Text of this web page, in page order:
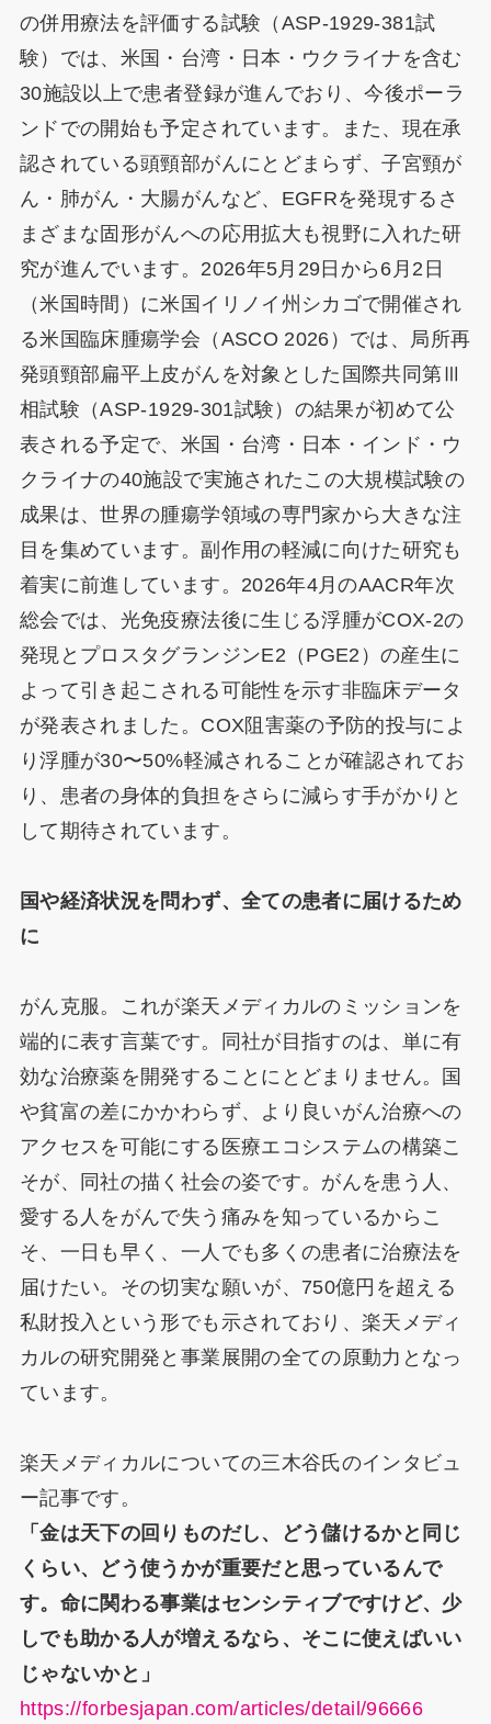
の併用療法を評価する試験（ASP-1929-381試
験）では、米国・台湾・日本・ウクライナを含む
30施設以上で患者登録が進んでおり、今後ポーラ
ンドでの開始も予定されています。また、現在承
認されている頭頸部がんにとどまらず、子宮頸が
ん・肺がん・大腸がんなど、EGFRを発現するさ
まざまな固形がんへの応用拡大も視野に入れた研
究が進んでいます。2026年5月29日から6月2日
（米国時間）に米国イリノイ州シカゴで開催され
る米国臨床腫瘍学会（ASCO 2026）では、局所再
発頭頸部扁平上皮がんを対象とした国際共同第Ⅲ
相試験（ASP-1929-301試験）の結果が初めて公
表される予定で、米国・台湾・日本・インド・ウ
クライナの40施設で実施されたこの大規模試験の
成果は、世界の腫瘍学領域の専門家から大きな注
目を集めています。副作用の軽減に向けた研究も
着実に前進しています。2026年4月のAACR年次
総会では、光免疫療法後に生じる浮腫がCOX-2の
発現とプロスタグランジンE2（PGE2）の産生に
よって引き起こされる可能性を示す非臨床データ
が発表されました。COX阻害薬の予防的投与によ
り浮腫が30〜50%軽減されることが確認されてお
り、患者の身体的負担をさらに減らす手がかりと
して期待されています。
国や経済状況を問わず、全ての患者に届けるため
に
がん克服。これが楽天メディカルのミッションを
端的に表す言葉です。同社が目指すのは、単に有
効な治療薬を開発することにとどまりません。国
や貧富の差にかかわらず、より良いがん治療への
アクセスを可能にする医療エコシステムの構築こ
そが、同社の描く社会の姿です。がんを患う人、
愛する人をがんで失う痛みを知っているからこ
そ、一日も早く、一人でも多くの患者に治療法を
届けたい。その切実な願いが、750億円を超える
私財投入という形でも示されており、楽天メディ
カルの研究開発と事業展開の全ての原動力となっ
ています。
楽天メディカルについての三木谷氏のインタビュ
ー記事です。
「金は天下の回りものだし、どう儲けるかと同じ
くらい、どう使うかが重要だと思っているんで
す。命に関わる事業はセンシティブですけど、少
しでも助かる人が増えるなら、そこに使えばいい
じゃないかと」
https://forbesjapan.com/articles/detail/96666